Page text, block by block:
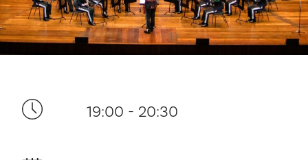
The music in the Cathedral
19:00 - 20:30